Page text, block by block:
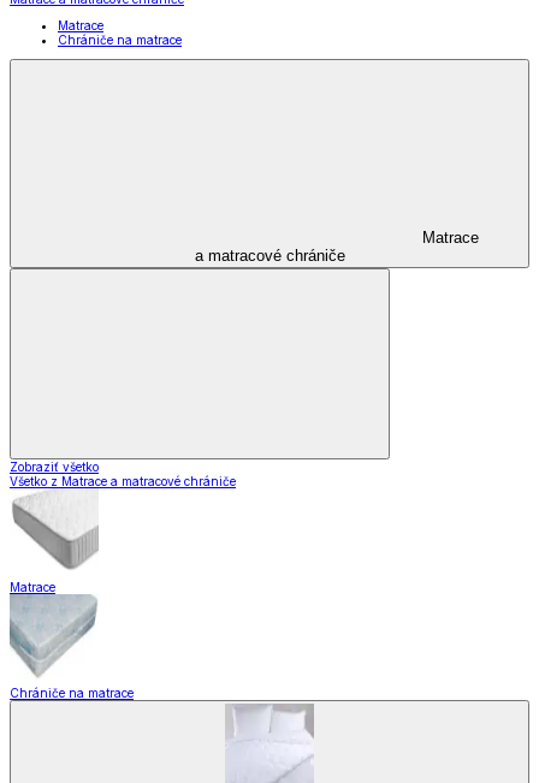
Matrace
Chrániče na matrace
Matrace
a matracové chrániče
Zobraziť všetko
Všetko z Matrace a matracové chrániče
Matrace
Chrániče na matrace